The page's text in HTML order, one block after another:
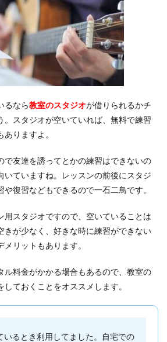
るなら教室のスタジオが借りられるかチ
。スタジオが空いていれば、無料で練習
りますよ。
で友達を誘ってとかの練習はできないの
いていますね。レッスンの前後にスタジ
復習などもできるので一石二鳥です。
用スタジオですので、空いていることは
きが少なく、好きな時に練習ができない
リットもあります。
ル料金がかかる場合もあるので、教室の
ておくことをオススメします。
いるとき利用してました。自宅での